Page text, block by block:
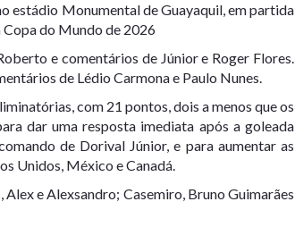
estádio Monumental de Guayaquil, em partida
Copa do Mundo de 2026
e comentários de Júnior e Roger Flores.
de Lédio Carmona e Paulo Nunes.
com 21 pontos, dois a menos que os
dar uma resposta imediata após a goleada
de Dorival Júnior, e para aumentar as
Unidos, México e Canadá.
e Alexsandro; Casemiro, Bruno Guimarães